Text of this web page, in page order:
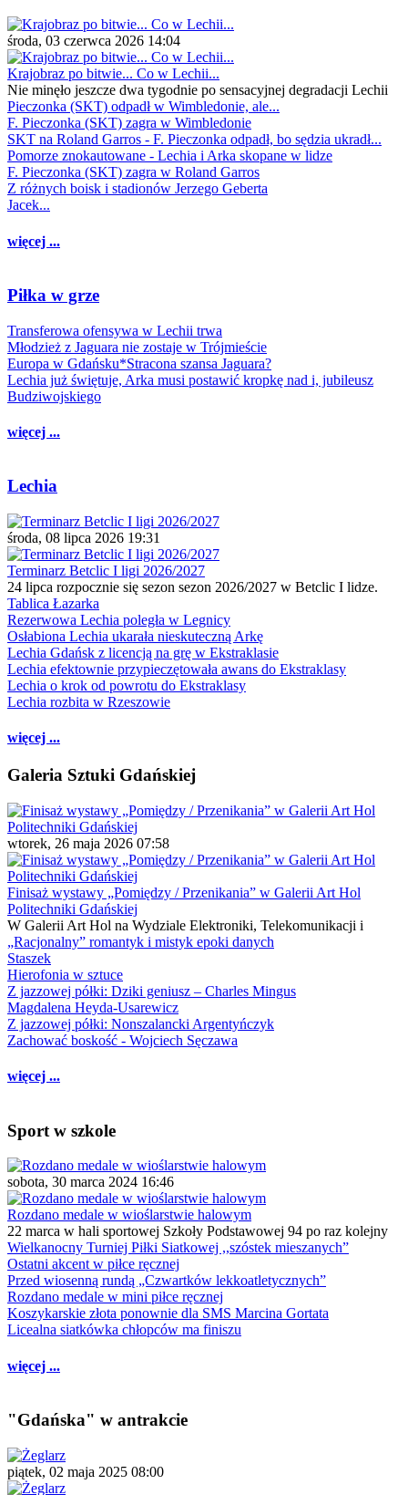
środa, 03 czerwca 2026 14:04
Krajobraz po bitwie... Co w Lechii...
Nie minęło jeszcze dwa tygodnie po sensacyjnej degradacji Lechii
Pieczonka (SKT) odpadł w Wimbledonie, ale...
F. Pieczonka (SKT) zagra w Wimbledonie
SKT na Roland Garros - F. Pieczonka odpadł, bo sędzia ukradł...
Pomorze znokautowane - Lechia i Arka skopane w lidze
F. Pieczonka (SKT) zagra w Roland Garros
Z różnych boisk i stadionów Jerzego Geberta
Jacek...
więcej ...
Piłka w grze
Transferowa ofensywa w Lechii trwa
Młodzież z Jaguara nie zostaje w Trójmieście
Europa w Gdańsku*Stracona szansa Jaguara?
Lechia już świętuje, Arka musi postawić kropkę nad i, jubileusz
Budziwojskiego
więcej ...
Lechia
środa, 08 lipca 2026 19:31
Terminarz Betclic I ligi 2026/2027
24 lipca rozpocznie się sezon sezon 2026/2027 w Betclic I lidze.
Tablica Łazarka
Rezerwowa Lechia poległa w Legnicy
Osłabiona Lechia ukarała nieskuteczną Arkę
Lechia Gdańsk z licencją na grę w Ekstraklasie
Lechia efektownie przypieczętowała awans do Ekstraklasy
Lechia o krok od powrotu do Ekstraklasy
Lechia rozbita w Rzeszowie
więcej ...
Galeria Sztuki Gdańskiej
wtorek, 26 maja 2026 07:58
Finisaż wystawy „Pomiędzy / Przenikania” w Galerii Art Hol
Politechniki Gdańskiej
W Galerii Art Hol na Wydziale Elektroniki, Telekomunikacji i
„Racjonalny” romantyk i mistyk epoki danych
Staszek
Hierofonia w sztuce
Z jazzowej półki: Dziki geniusz – Charles Mingus
Magdalena Heyda-Usarewicz
Z jazzowej półki: Nonszalancki Argentyńczyk
Zachować boskość - Wojciech Sęczawa
więcej ...
Sport w szkole
sobota, 30 marca 2024 16:46
Rozdano medale w wioślarstwie halowym
22 marca w hali sportowej Szkoły Podstawowej 94 po raz kolejny
Wielkanocny Turniej Piłki Siatkowej ,,szóstek mieszanych”
Ostatni akcent w piłce ręcznej
Przed wiosenną rundą „Czwartków lekkoatletycznych”
Rozdano medale w mini piłce ręcznej
Koszykarskie złota ponownie dla SMS Marcina Gortata
Licealna siatkówka chłopców ma finiszu
więcej ...
"Gdańska" w antrakcie
piątek, 02 maja 2025 08:00